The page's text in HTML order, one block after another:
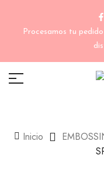
Procesamos tu
Inicio